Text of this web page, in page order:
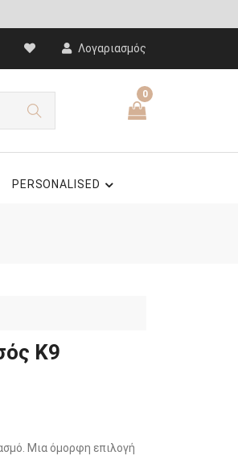
Λογαριασμός
0
PERSONALISED
Κ9
Μια όμορφη επιλογή